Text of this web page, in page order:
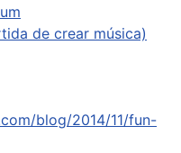
de crear música)
blog/2014/11/fun-